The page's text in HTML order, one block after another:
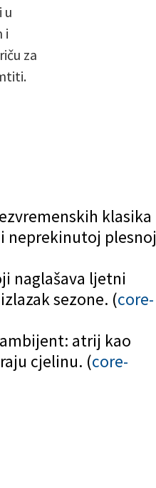
u
i
za
klasika
neprekinutoj plesnoj
naglašava ljetni
sezone. (core-
atrij kao
cjelinu. (core-